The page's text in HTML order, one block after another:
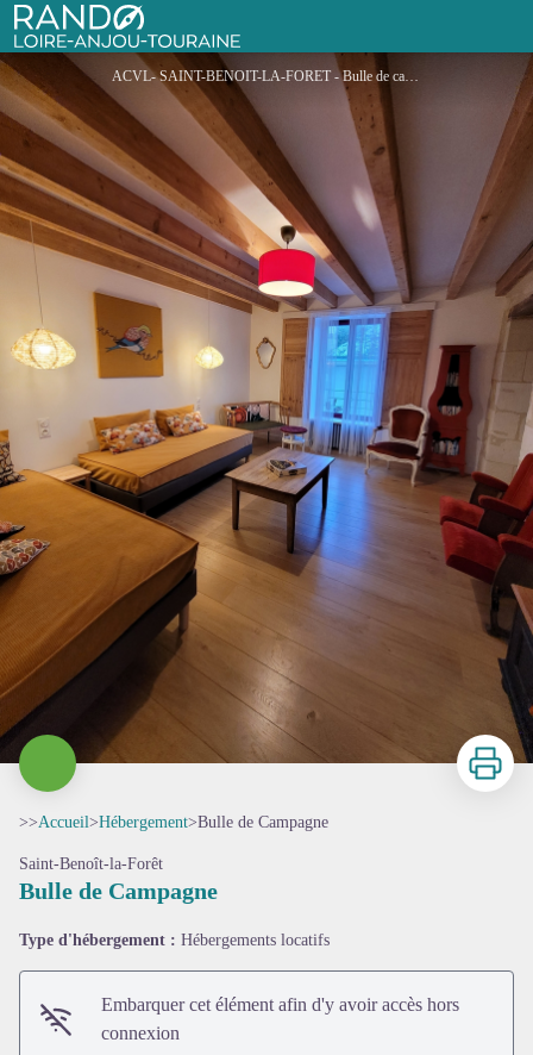
Rando Loire-Anjou-Touraine
Bulle de Campagne
ACVL- SAINT-BENOIT-LA-FORET - Bulle de campagneagapante - Mina TRUFFERT
Imprimer
>>Accueil>Hébergement>Bulle de Campagne
Saint-Benoît-la-Forêt
Bulle de Campagne
Type d'hébergement : Hébergements locatifs
Embarquer cet élément afin d'y avoir accès hors
connexion